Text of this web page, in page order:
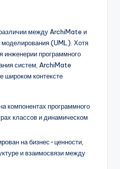
между ArchiMate и
(UML). Хотя
инженерии программного
систем, ArchiMate
широком контексте
компонентах программного
классов и динамическом
на бизнес-ценности,
и взаимосвязи между